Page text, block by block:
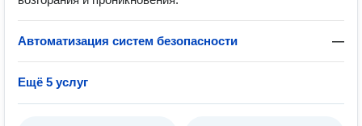
Автоматизация систем безопасности —
Ещё 5 услуг